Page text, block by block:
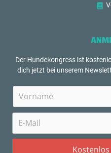
Der Hundekongress ist
dich jetzt bei unserem